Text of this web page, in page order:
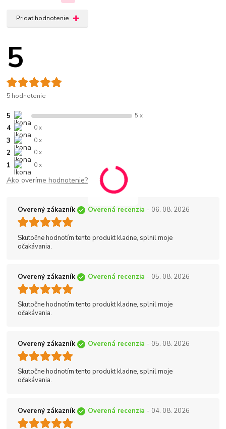
Pridať hodnotenie
5
5 hodnotenie
5 5 x
4 0 x
3 0 x
2 0 x
1 0 x
Ako overíme hodnotenie?
Overený zákazník Overená recenzia - 06. 08. 2026
Skutočne hodnotím tento produkt kladne, splnil moje
očakávania.
Overený zákazník Overená recenzia - 05. 08. 2026
Skutočne hodnotím tento produkt kladne, splnil moje
očakávania.
Overený zákazník Overená recenzia - 05. 08. 2026
Skutočne hodnotím tento produkt kladne, splnil moje
očakávania.
Overený zákazník Overená recenzia - 04. 08. 2026